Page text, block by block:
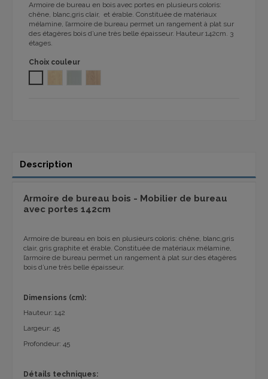
Armoire de bureau en bois avec portes en plusieurs coloris:
chêne, blanc,gris clair, et érable. Constituée de matériaux
mélamine, l’armoire de bureau permet un rangement à plat sur
des étagères bois d’une très belle épaisseur. Hauteur 142cm. 3
étages.
Choix couleur
Description
Armoire de bureau bois - Mobilier de bureau
avec portes 142cm
Armoire de bureau en bois en plusieurs coloris: chêne, blanc,gris
clair, gris graphite et érable Constituée de matériaux mélamine,
l’armoire de bureau permet un rangement à plat sur des étagères
bois d’une très belle épaisseur.
Dimensions (cm):
Hauteur: 142
Largeur: 45
Profondeur: 45
Détails techniques: